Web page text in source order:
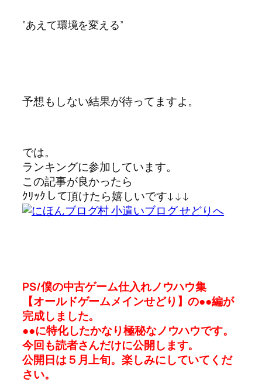
”あえて環境を変える”
予想もしない結果が待ってますよ。
では。
ランキングに参加しています。
この記事が良かったら
ｸﾘｯｸして頂けたら嬉しいです↓↓↓
PS/僕の中古ゲーム仕入れノウハウ集
【オールドゲームメインせどり】の●●編が
完成しました。
●●に特化したかなり極秘なノウハウです。
今回も読者さんだけに公開します。
公開日は５月上旬。楽しみにしていてくだ
さい。